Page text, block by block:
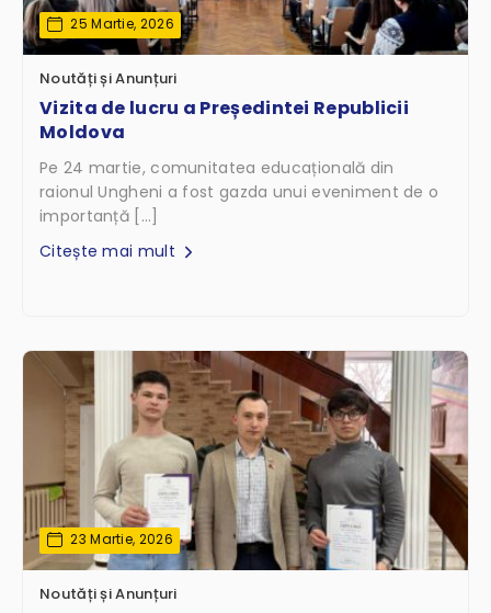
25 Martie, 2026
Noutăți și Anunțuri
Vizita de lucru a Președintei Republicii
Moldova
Pe 24 martie, comunitatea educațională din
raionul Ungheni a fost gazda unui eveniment de o
importanță […]
Citește mai mult
23 Martie, 2026
Noutăți și Anunțuri